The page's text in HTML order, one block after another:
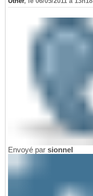
Envoyé par sionnel